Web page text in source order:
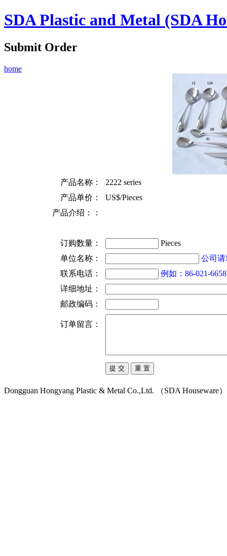
SDA Plastic and Metal (SDA
Submit Order
home
产品名称：
2222 series
产品单价：
US$/Pieces
产品介绍：：
订购数量：
Pieces
单位名称：
公司
联系电话：
例如：86-021-
详细地址：
邮政编码：
订单留言：
Dongguan Hongyang Plastic & Metal Co.,Ltd. （SDA Houseware）